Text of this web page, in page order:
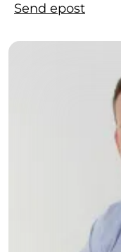
Send epost